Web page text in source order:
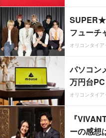
フューチ
オリコンタイア
パソコン
万円台PC
オリコンタイア
『
ーの感想